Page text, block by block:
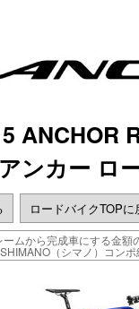
ANCHOR
アンカー ロ
ロードバイクTOPに
ームから完成車にする金額
SHIMANO（シマノ）コンポ